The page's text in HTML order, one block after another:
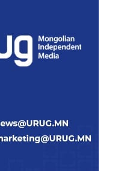
ОХУ-Украины хилээс